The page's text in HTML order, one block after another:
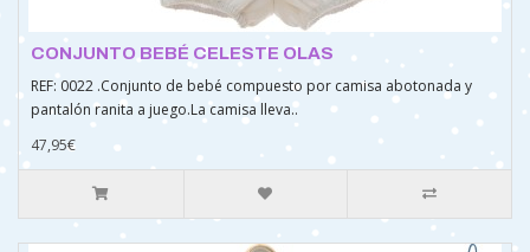
CONJUNTO BEBÉ CELESTE OLAS
REF: 0022 .Conjunto de bebé compuesto por camisa abotonada y
pantalón ranita a juego.La camisa lleva..
47,95€